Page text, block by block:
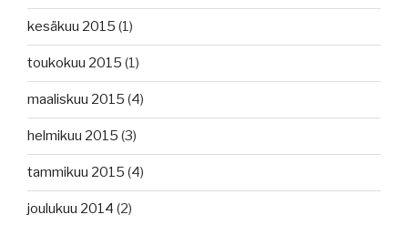
kesäkuu 2015 (1)
toukokuu 2015 (1)
maaliskuu 2015 (4)
helmikuu 2015 (3)
tammikuu 2015 (4)
joulukuu 2014 (2)